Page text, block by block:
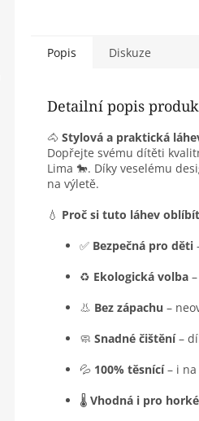
Popis Diskuze
Detailní popis
🐴 Stylová a praktická
Dopřejte svému dítěti
Lima 🐎. Díky veselému
na výletě.
💧 Proč si tuto láhev
✅ Bezpečná pro děti
♻️ Ekologická volba
👃 Bez zápachu –
🧼 Snadné čištění–
💦 100% těsnící– i na
🌡️ Vhodná i pro